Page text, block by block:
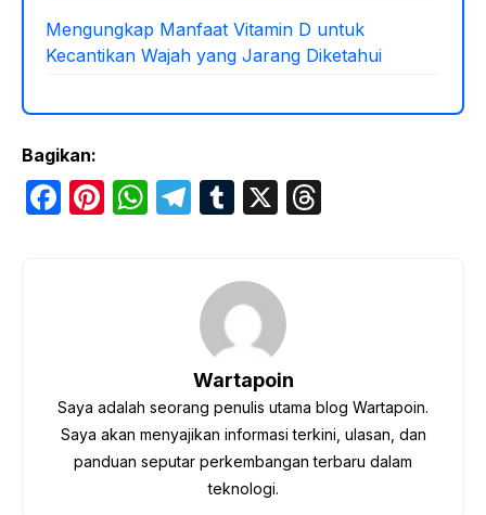
Mengungkap Manfaat Vitamin D untuk
Kecantikan Wajah yang Jarang Diketahui
Bagikan:
F
o
k
Pi W
p
T
gr
a
m
T
bl
X
Wartapoin
Saya adalah seorang penulis utama blog Wartapoin.
Saya akan menyajikan informasi terkini, ulasan, dan
panduan seputar perkembangan terbaru dalam
teknologi.